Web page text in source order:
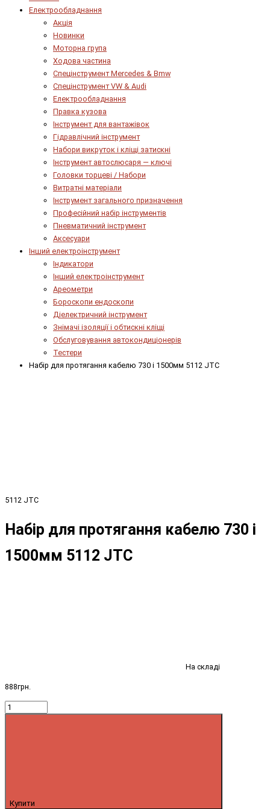
Електрообладнання
Акція
Новинки
Моторна група
Ходова частина
Спецінструмент Mercedes & Bmw
Спецінструмент VW & Audi
Електрообладнання
Правка кузова
Інструмент для вантажівок
Гідравлічний інструмент
Набори викруток і кліщі затискні
Інструмент автослюсаря — ключі
Головки торцеві / Набори
Витратні матеріали
Інструмент загального призначення
Професійний набір інструментів
Пневматичний інструмент
Аксесуари
Інший електроінструмент
Індикатори
Інший електроінструмент
Ареометри
Бороскопи ендоскопи
Діелектричний інструмент
Знімачі ізоляції і обтискні кліщі
Обслуговування автокондиціонерів
Тестери
Набір для протягання кабелю 730 і 1500мм 5112 JTC
5112 JTC
Набір для протягання кабелю 730 і
1500мм 5112 JTC
На складі
888грн.
Купити